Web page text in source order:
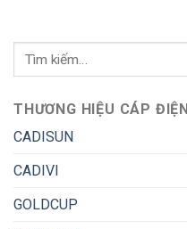
THƯƠNG HIỆU CÁP ĐIỆN
CADISUN
CADIVI
GOLDCUP